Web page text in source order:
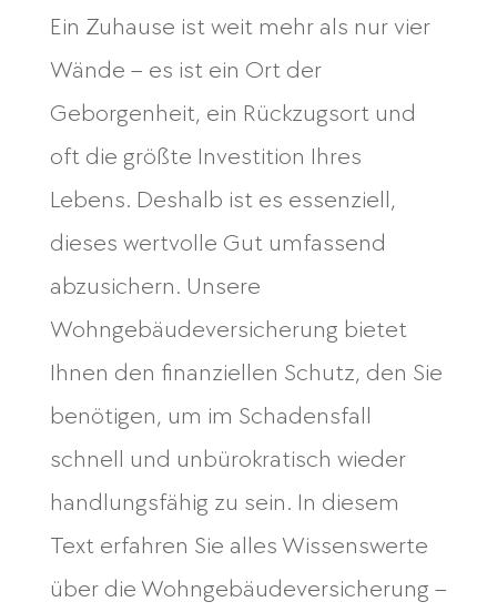
Ein Zuhause ist weit mehr als nur vier
Wände – es ist ein Ort der
Geborgenheit, ein Rückzugsort und
oft die größte Investition Ihres
Lebens. Deshalb ist es essenziell,
dieses wertvolle Gut umfassend
abzusichern. Unsere
Wohngebäudeversicherung bietet
Ihnen den finanziellen Schutz, den Sie
benötigen, um im Schadensfall
schnell und unbürokratisch wieder
handlungsfähig zu sein. In diesem
Text erfahren Sie alles Wissenswerte
über die Wohngebäudeversicherung –